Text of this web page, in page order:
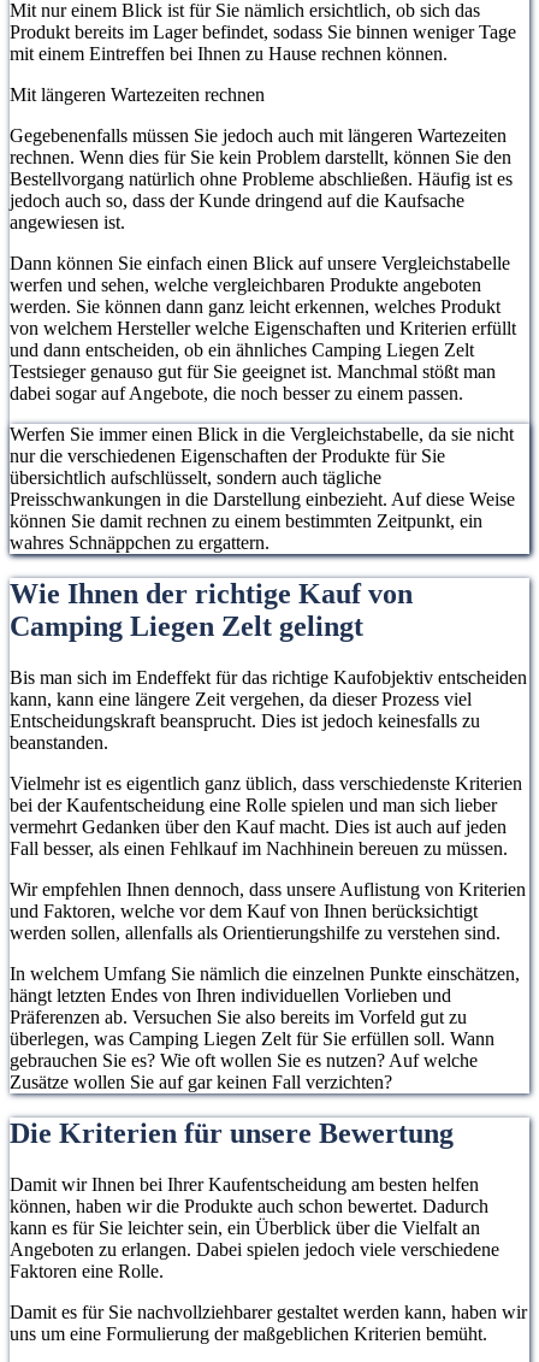
Mit nur einem Blick ist für Sie nämlich ersichtlich, ob sich das
Produkt bereits im Lager befindet, sodass Sie binnen weniger Tage
mit einem Eintreffen bei Ihnen zu Hause rechnen können.
Mit längeren Wartezeiten rechnen
Gegebenenfalls müssen Sie jedoch auch mit längeren Wartezeiten
rechnen. Wenn dies für Sie kein Problem darstellt, können Sie den
Bestellvorgang natürlich ohne Probleme abschließen. Häufig ist es
jedoch auch so, dass der Kunde dringend auf die Kaufsache
angewiesen ist.
Dann können Sie einfach einen Blick auf unsere Vergleichstabelle
werfen und sehen, welche vergleichbaren Produkte angeboten
werden. Sie können dann ganz leicht erkennen, welches Produkt
von welchem Hersteller welche Eigenschaften und Kriterien erfüllt
und dann entscheiden, ob ein ähnliches Camping Liegen Zelt
Testsieger genauso gut für Sie geeignet ist. Manchmal stößt man
dabei sogar auf Angebote, die noch besser zu einem passen.
Werfen Sie immer einen Blick in die Vergleichstabelle, da sie nicht
nur die verschiedenen Eigenschaften der Produkte für Sie
übersichtlich aufschlüsselt, sondern auch tägliche
Preisschwankungen in die Darstellung einbezieht. Auf diese Weise
können Sie damit rechnen zu einem bestimmten Zeitpunkt, ein
wahres Schnäppchen zu ergattern.
Wie Ihnen der richtige Kauf von
Camping Liegen Zelt gelingt
Bis man sich im Endeffekt für das richtige Kaufobjektiv entscheiden
kann, kann eine längere Zeit vergehen, da dieser Prozess viel
Entscheidungskraft beansprucht. Dies ist jedoch keinesfalls zu
beanstanden.
Vielmehr ist es eigentlich ganz üblich, dass verschiedenste Kriterien
bei der Kaufentscheidung eine Rolle spielen und man sich lieber
vermehrt Gedanken über den Kauf macht. Dies ist auch auf jeden
Fall besser, als einen Fehlkauf im Nachhinein bereuen zu müssen.
Wir empfehlen Ihnen dennoch, dass unsere Auflistung von Kriterien
und Faktoren, welche vor dem Kauf von Ihnen berücksichtigt
werden sollen, allenfalls als Orientierungshilfe zu verstehen sind.
In welchem Umfang Sie nämlich die einzelnen Punkte einschätzen,
hängt letzten Endes von Ihren individuellen Vorlieben und
Präferenzen ab. Versuchen Sie also bereits im Vorfeld gut zu
überlegen, was Camping Liegen Zelt für Sie erfüllen soll. Wann
gebrauchen Sie es? Wie oft wollen Sie es nutzen? Auf welche
Zusätze wollen Sie auf gar keinen Fall verzichten?
Die Kriterien für unsere Bewertung
Damit wir Ihnen bei Ihrer Kaufentscheidung am besten helfen
können, haben wir die Produkte auch schon bewertet. Dadurch
kann es für Sie leichter sein, ein Überblick über die Vielfalt an
Angeboten zu erlangen. Dabei spielen jedoch viele verschiedene
Faktoren eine Rolle.
Damit es für Sie nachvollziehbarer gestaltet werden kann, haben wir
uns um eine Formulierung der maßgeblichen Kriterien bemüht.